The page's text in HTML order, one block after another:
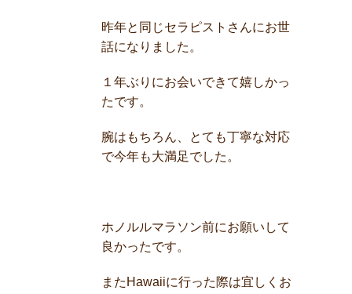
昨年と同じセラピストさんにお世
話になりました。
１年ぶりにお会いできて嬉しかっ
たです。
腕はもちろん、とても丁寧な対応
で今年も大満足でした。
ホノルルマラソン前にお願いして
良かったです。
またHawaiiに行った際は宜しくお